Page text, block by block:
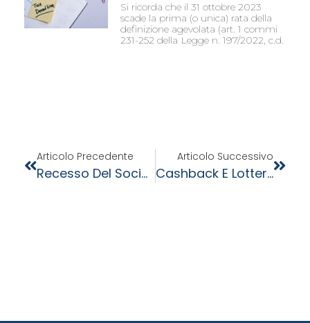
Si ricorda che il 31 ottobre 2023
scade la prima (o unica) rata della
definizione agevolata (art. 1 commi
231-252 della Legge n. 197/2022, c.d.
Articolo Precedente
Recesso Del Socio E Riserve In Sospensione: Interpello Dre Lombardia
Articolo Successivo
Cashback E Lotteria Degli Scontrini Al Via